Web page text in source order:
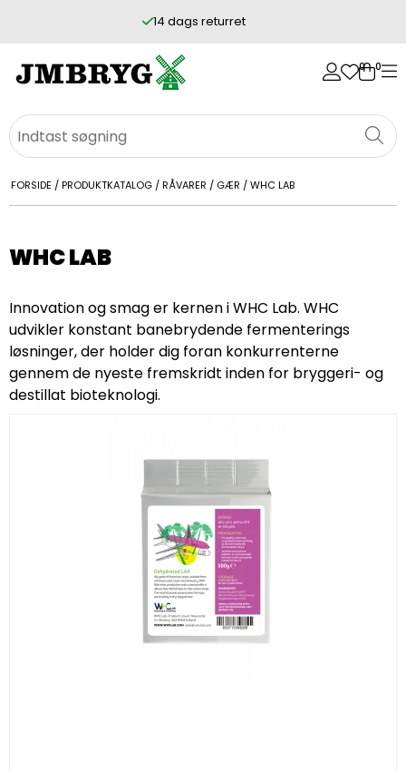
14 dags returret
0 0
FORSIDE / PRODUKTKATALOG /RÅVARER / GÆR /WHC LAB
WHC LAB
Innovation og smag er kernen i WHC Lab. WHC
udvikler konstant banebrydende fermenterings
løsninger, der holder dig foran konkurrenterne
gennem de nyeste fremskridt inden for bryggeri- og
destillat bioteknologi.